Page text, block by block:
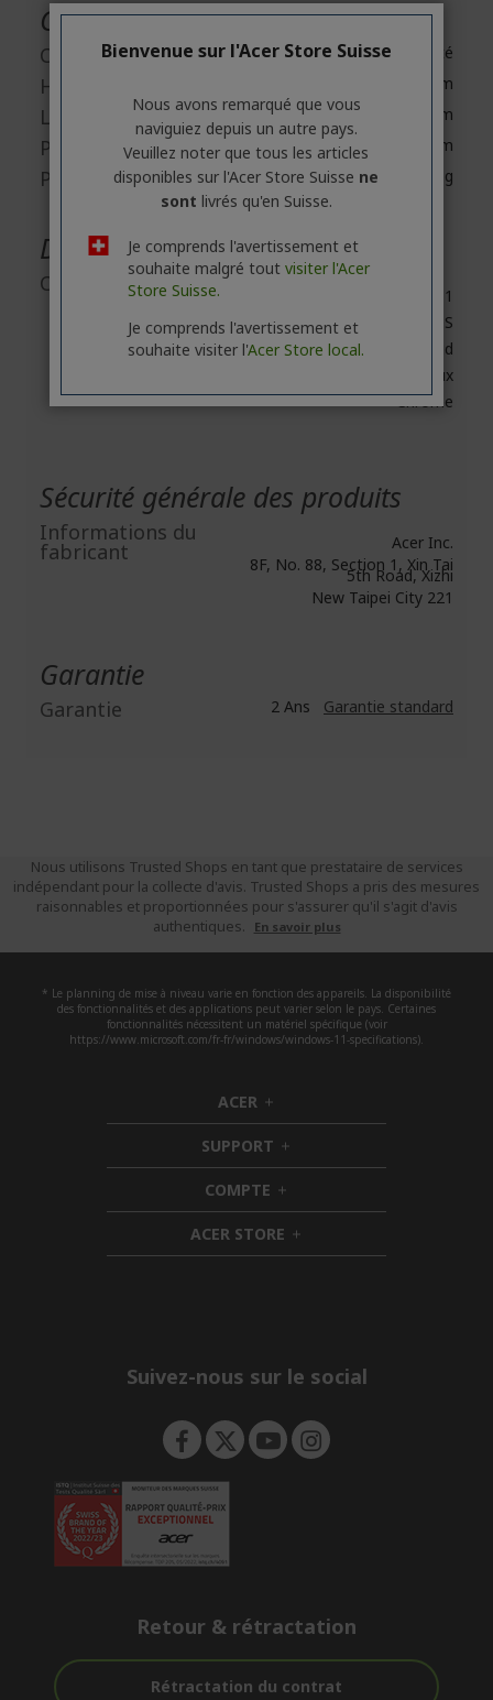
Caractéristiques physiques
Couleur Argenté
Hauteur 300 mm
Largeur 270 mm
Profondeur 45 mm
Poids (approx.) 821 g
Divers
Compatibilité
Windows 10, 11
Mac OS
Android
Linux
Chrome
Sécurité générale des produits
Informations du
fabricant
Acer Inc.
8F, No. 88, Section 1, Xin Tai
5th Road, Xizhi
New Taipei City 221
Garantie
Garantie 2 Ans Garantie standard
Nous utilisons Trusted Shops en tant que prestataire de services
indépendant pour la collecte d'avis. Trusted Shops a pris des mesures
raisonnables et proportionnées pour s'assurer qu'il s'agit d'avis
authentiques.
En savoir plus
* Le planning de mise à niveau varie en fonction des appareils. La disponibilité
des fonctionnalités et des applications peut varier selon le pays. Certaines
fonctionnalités nécessitent un matériel spécifique (voir
https://www.microsoft.com/fr-fr/windows/windows-11-specifications).
ACER h
i
d
d
e
n
SUPPORT h
i
d
d
e
n
COMPTE h
i
d
d
ACER STORE h
i
Suivez-nous sur le social
Retour & rétractation
Rétractation du contrat
Bienvenue sur l'Acer Store Suisse
Nous avons remarqué que vous
naviguiez depuis un autre pays.
Veuillez noter que tous les articles
disponibles sur l'Acer Store Suisse ne
sont livrés qu'en Suisse.
Je comprends l'avertissement et
souhaite malgré tout visiter l'Acer
Store Suisse.
Je comprends l'avertissement et
souhaite visiter l'Acer Store local.